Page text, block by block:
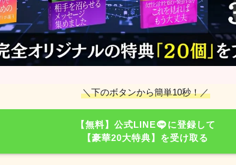
＼下のボタンから簡単10秒！／
【無料】公式LINE
に登録して
【豪華20大特典】を受け取る